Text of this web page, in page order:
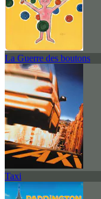
La Guerre des boutons
Taxi